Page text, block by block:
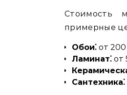
Стоимость
примерные
Обои⁚ от 200
Ламинат⁚ от
Сантехника⁚